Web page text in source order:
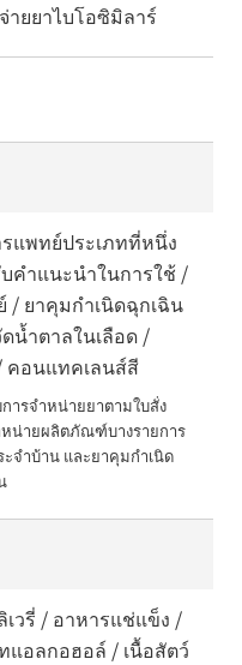
ายยาไบโอซิมิลาร์
แพทย์ประเภทที่หนึ่ง
คำแนะนำในการใช้ /
ยาคุมกำเนิดฉุกเฉิน
ดน้ำตาลในเลือด /
คอนแทคเลนส์สี
ารจำหน่ายยาตามใบสั่ง
น่ายผลิตภัณฑ์บางรายการ
จำบ้าน และยาคุมกำเนิด
วรี่ / อาหารแช่แข็ง /
แอลกอฮอล์ / เนื้อสัตว์